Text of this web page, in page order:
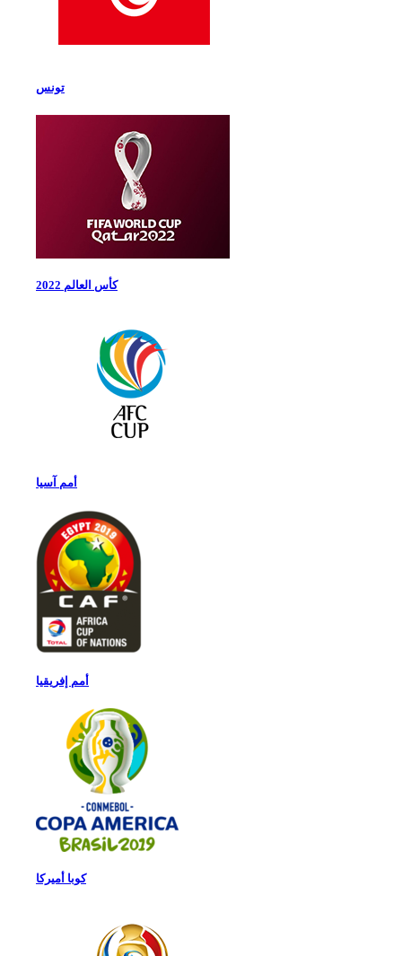
تونس
كأس العالم 2022
أمم آسيا
أمم إفريقيا
كوبا أميركا